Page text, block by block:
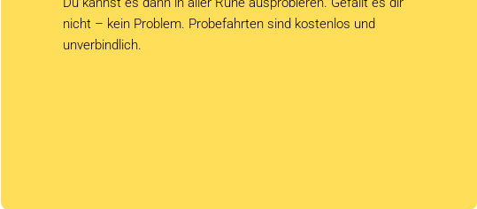
nicht – kein Problem. Probefahrten sind kostenlos und
unverbindlich.